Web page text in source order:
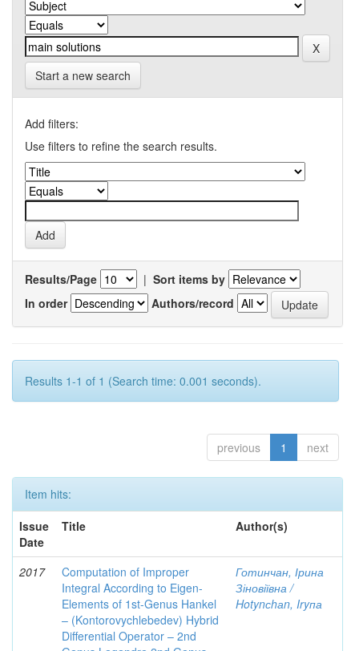
Start a new search
Add filters:
Use filters to refine the search results.
Results/Page | Sort items by
In order
Authors/record
Results 1-1 of 1 (Search time: 0.001 seconds).
previous 1 next
Item hits:
Issue
Date
Title Author(s)
2017
Computation of Improper
Integral According to Eigen-
Elements of 1st-Genus Hankel
– (Kontorovychlebedev) Hybrid
Differential Operator – 2nd
Готинчан, Ірина
Зіновіївна /
Hotynсhаn, Iryпа